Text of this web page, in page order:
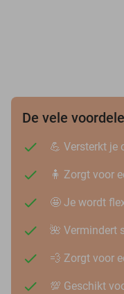
De vele
💪 Versterkt je
🧍 Zorgt voor
🤩 Je wordt
🌺 Vermindert
💨 Zorgt voor
💯 Geschikt